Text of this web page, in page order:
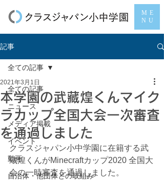
ME
NU
記事
全ての記事
ニュース
メディア掲載
イベント
動画
自治体・他団体との取組み
全ての記事
本学園の武藏煌くんマイク
ラカップ全国大会一次審査
を通過しました
2021年3月1日
クラスジャパン小中学園に在籍する武
蔵煌くんがMinecraftカップ2020 全国大
会の一時審査を通過しました。